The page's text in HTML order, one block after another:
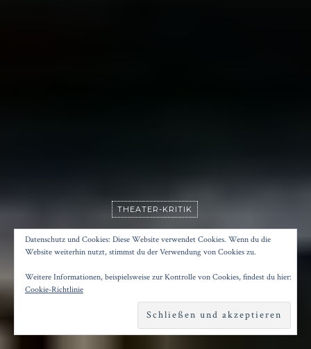
THEATER-KRITIK
THEATER-BILANZ 2019
Posted on 31. Dezember 2019
Konrad Kögler
Reading time17 minutes
Datenschutz und Cookies: Diese Website verwendet Cookies. Wenn du die
Website weiterhin nutzt, stimmst du der Verwendung von Cookies zu.
Weitere Informationen, beispielsweise zur Kontrolle von Cookies, findest du hier:
Cookie-Richtlinie